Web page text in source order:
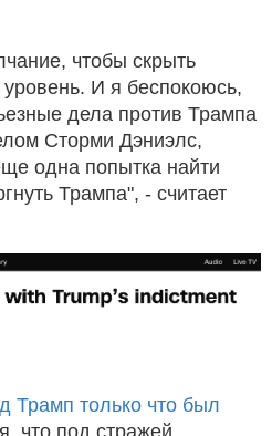
чтобы скрыть
И я беспокоюсь,
дела против Трампа
Сторми Дэниэлс,
одна попытка найти
Трампа", - считает
Трамп только что был